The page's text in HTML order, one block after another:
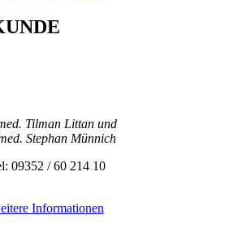
Tilman Littan und
Stephan Münnich
09352 / 60 214 10
Informationen